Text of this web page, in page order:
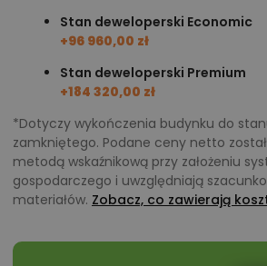
Stan deweloperski Economic
+96 960,00 zł
Stan deweloperski Premium
+184 320,00 zł
*Dotyczy wykończenia budynku do
zamkniętego. Podane ceny netto
metodą wskaźnikową przy założeniu
gospodarczego i uwzględniają
materiałów. Zobacz, co zawierają